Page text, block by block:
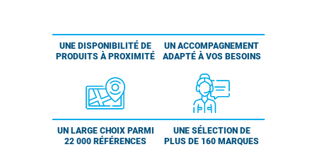
UNE DISPONIBILITÉ DE
PRODUITS À PROXIMITÉ
UN ACCOMPAGNEMENT
ADAPTÉ À VOS BESOINS
UN LARGE CHOIX PARMI
22 000 RÉFÉRENCES
UNE SÉLECTION DE
PLUS DE 160 MARQUES